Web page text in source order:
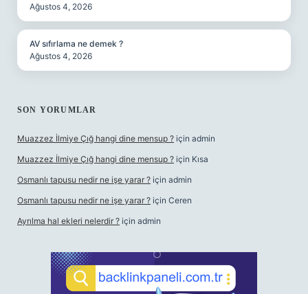
Ağustos 4, 2026
AV sıfırlama ne demek ?
Ağustos 4, 2026
SON YORUMLAR
Muazzez İlmiye Çığ hangi dine mensup ? için admin
Muazzez İlmiye Çığ hangi dine mensup ? için Kısa
Osmanlı tapusu nedir ne işe yarar ? için admin
Osmanlı tapusu nedir ne işe yarar ? için Ceren
Ayrılma hal ekleri nelerdir ? için admin